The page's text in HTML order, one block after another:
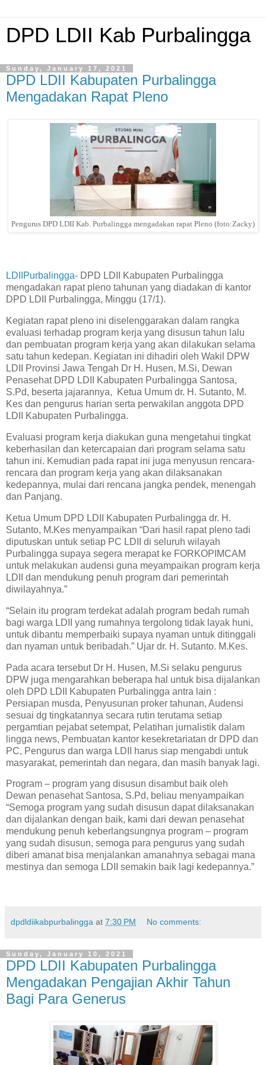
DPD LDII Kab Purbalingga
Sunday, January 17, 2021
DPD LDII Kabupaten Purbalingga
Mengadakan Rapat Pleno
Pengurus DPD LDII Kab. Purbalingga mengadakan rapat Pleno (foto:Zacky)
LDIIPurbalingga- DPD LDII Kabupaten Purbalingga
mengadakan rapat pleno tahunan yang diadakan di kantor
DPD LDII Purbalingga, Minggu (17/1).
Kegiatan rapat pleno ini diselenggarakan dalam rangka
evaluasi terhadap program kerja yang disusun tahun lalu
dan pembuatan program kerja yang akan dilakukan selama
satu tahun kedepan. Kegiatan ini dihadiri oleh Wakil DPW
LDII Provinsi Jawa Tengah Dr H. Husen, M.Si, Dewan
Penasehat DPD LDII Kabupaten Purbalingga Santosa,
S.Pd, beserta jajarannya, Ketua Umum dr. H. Sutanto, M.
Kes dan pengurus harian serta perwakilan anggota DPD
LDII Kabupaten Purbalingga.
Evaluasi program kerja diakukan guna mengetahui tingkat
keberhasilan dan ketercapaian dari program selama satu
tahun ini. Kemudian pada rapat ini juga menyusun rencara-
rencara dan program kerja yang akan dilaksanakan
kedepannya, mulai dari rencana jangka pendek, menengah
dan Panjang.
Ketua Umum DPD LDII Kabupaten Purbalingga dr. H.
Sutanto, M.Kes menyampaikan “Dari hasil rapat pleno tadi
diputuskan untuk setiap PC LDII di seluruh wilayah
Purbalingga supaya segera merapat ke FORKOPIMCAM
untuk melakukan audensi guna meyampaikan program kerja
LDII dan mendukung penuh program dari pemerintah
diwilayahnya.”
“Selain itu program terdekat adalah program bedah rumah
bagi warga LDII yang rumahnya tergolong tidak layak huni,
untuk dibantu memperbaiki supaya nyaman untuk ditinggali
dan nyaman untuk beribadah.” Ujar dr. H. Sutanto. M.Kes.
Pada acara tersebut Dr H. Husen, M.Si selaku pengurus
DPW juga mengarahkan beberapa hal untuk bisa dijalankan
oleh DPD LDII Kabupaten Purbalingga antra lain :
Persiapan musda, Penyusunan proker tahunan, Audensi
sesuai dg tingkatannya secara rutin terutama setiap
pergamtian pejabat setempat, Pelatihan jurnalistik dalam
lingga news, Pembuatan kantor kesekretariatan dr DPD dan
PC, Pengurus dan warga LDII harus siap mengabdi untuk
masyarakat, pemerintah dan negara, dan masih banyak lagi.
Program – program yang disusun disambut baik oleh
Dewan penasehat Santosa, S.Pd, beliau menyampaikan
“Semoga program yang sudah disusun dapat dilaksanakan
dan dijalankan dengan baik, kami dari dewan penasehat
mendukung penuh keberlangsungnya program – program
yang sudah disusun, semoga para pengurus yang sudah
diberi amanat bisa menjalankan amanahnya sebagai mana
mestinya dan semoga LDII semakin baik lagi kedepannya.”
dpdldiikabpurbalingga at 7:30 PM No comments:
Sunday, January 10, 2021
DPD LDII Kabupaten Purbalingga
Mengadakan Pengajian Akhir Tahun
Bagi Para Generus